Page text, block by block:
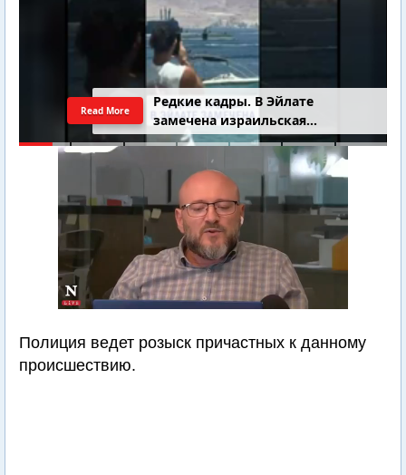
Редкие кадры. В Эйлате
замечена израильская
подводная лодка
Read More
Полиция ведет розыск причастных к данному
происшествию.